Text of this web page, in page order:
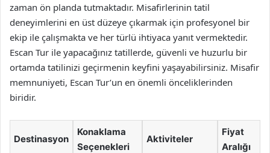
zaman ön planda tutmaktadır. Misafirlerinin tatil
deneyimlerini en üst düzeye çıkarmak için profesyonel bir
ekip ile çalışmakta ve her türlü ihtiyaca yanıt vermektedir.
Escan Tur ile yapacağınız tatillerde, güvenli ve huzurlu bir
ortamda tatilinizi geçirmenin keyfini yaşayabilirsiniz. Misafir
memnuniyeti, Escan Tur’un en önemli önceliklerinden
biridir.
Destinasyon
Konaklama
Seçenekleri
Aktiviteler
Fiyat
Aralığı